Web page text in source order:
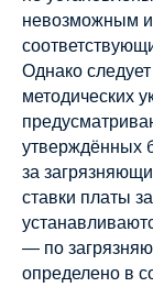
невозможным
Однако
методических
утверждённых
за
ставки платы
— по
определено в